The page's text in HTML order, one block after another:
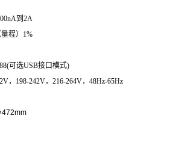
到2A
） 1%
可选USB接口模式)
， 198-242V， 216-264V，48Hz-65Hz